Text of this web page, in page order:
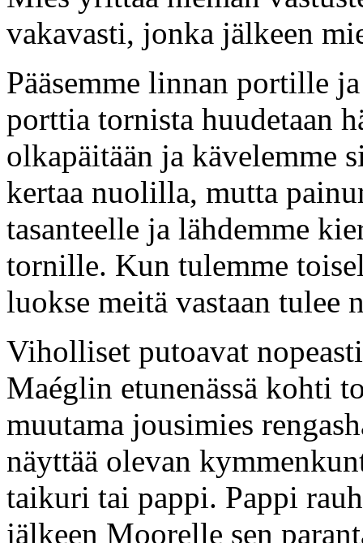
vakavasti, jonka jälkeen
Pääsemme linnan portille
porttia tornista huudetaan
olkapäitään ja kävelemme
kertaa nuolilla, mutta
tasanteelle ja lähdemme
tornille. Kun tulemme
luokse meitä vastaan tulee
Viholliset putoavat
Maéglin etunenässä kohti
muutama jousimies
näyttää olevan
taikuri tai pappi. Pappi
jälkeen Moorelle sen